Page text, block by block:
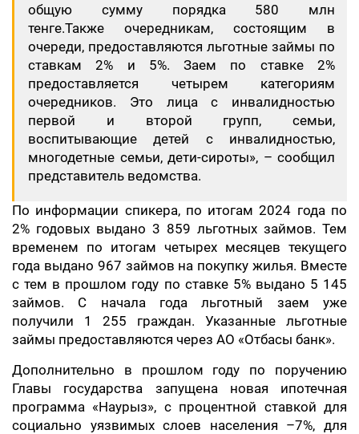
общую сумму порядка 580 млн
тенге.Также очередникам, состоящим в
очереди, предоставляются льготные займы по
ставкам 2% и 5%. Заем по ставке 2%
предоставляется четырем категориям
очередников. Это лица с инвалидностью
первой и второй групп, семьи,
воспитывающие детей с инвалидностью,
многодетные семьи, дети-сироты», – сообщил
представитель ведомства.
По информации спикера, по итогам 2024 года по
2% годовых выдано 3 859 льготных займов. Тем
временем по итогам четырех месяцев текущего
года выдано 967 займов на покупку жилья. Вместе
с тем в прошлом году по ставке 5% выдано 5 145
займов. С начала года льготный заем уже
получили 1 255 граждан. Указанные льготные
займы предоставляются через АО «Отбасы банк».
Дополнительно в прошлом году по поручению
Главы государства запущена новая ипотечная
программа «Наурыз», с процентной ставкой для
социально уязвимых слоев населения –7%, для